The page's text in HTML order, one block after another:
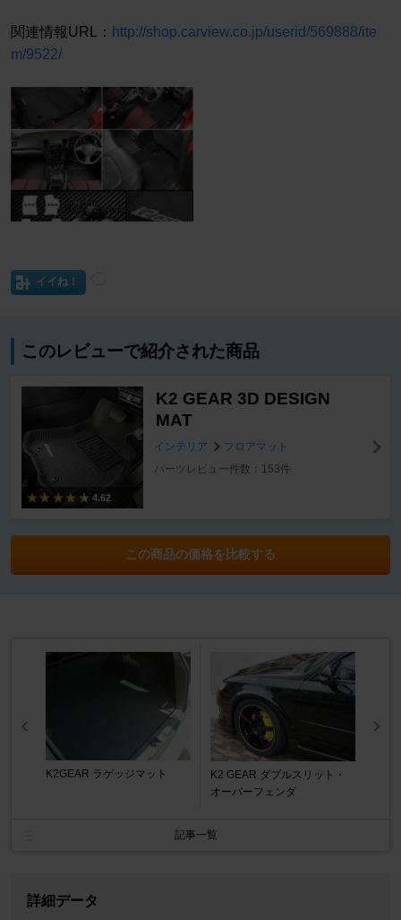
関連情報URL： http://shop.carview.co.jp/userid/569888/ite
m/9522/
イイね！
このレビューで紹介された商品
4.62
K2 GEAR 3D DESIGN
MAT
インテリア
フロアマット
パーツレビュー件数：153件
この商品の価格を比較する
K2GEAR ラゲッジマット
K2 GEAR ダブルスリット・
オーバーフェンダ
記事一覧
詳細データ